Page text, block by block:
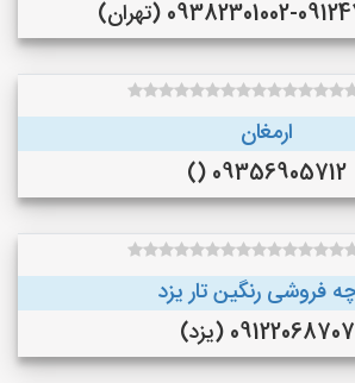
09124777547 (تهران)
ارمغان
09356905712 ()
فروشی رنگین تار یزد
09122068707 (یزد)